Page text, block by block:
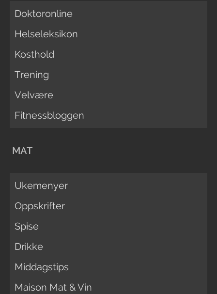
Doktoronline
Helseleksikon
Kosthold
Trening
Velvære
Fitnessbloggen
MAT
Ukemenyer
Oppskrifter
Spise
Drikke
Middagstips
Maison Mat & Vin